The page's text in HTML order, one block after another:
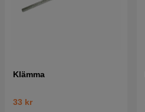
Klämma
33 kr